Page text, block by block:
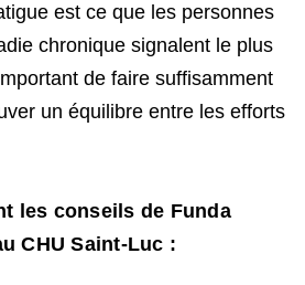
est ce que les personnes
chronique signalent le plus
de faire suffisamment
un équilibre entre les efforts
les conseils de Funda
CHU Saint-Luc :